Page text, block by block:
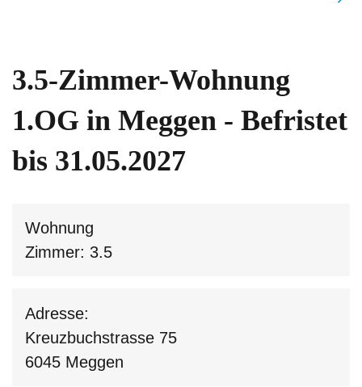
3.5-Zimmer-Wohnung
1.OG in Meggen - Befristet
bis 31.05.2027
Wohnung
Zimmer: 3.5
Adresse:
Kreuzbuchstrasse 75
6045 Meggen